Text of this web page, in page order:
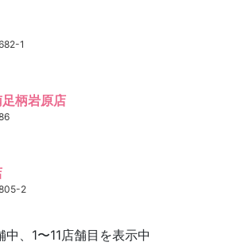
1
柄岩原店
2
中、1〜11店舗目を表示中